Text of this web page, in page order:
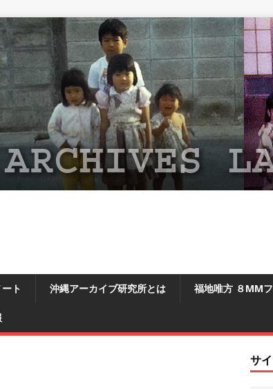
ト 沖縄アーカイブ研究所とは 福地唯方 ８MM
サ